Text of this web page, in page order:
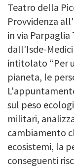
Teatro della
Provvidenza
in via Parpaglia
dall'Isde-
intitolato “Per
pianeta, le
sul peso
militari,
cambiamento
ecosistemi, la
conseguenti